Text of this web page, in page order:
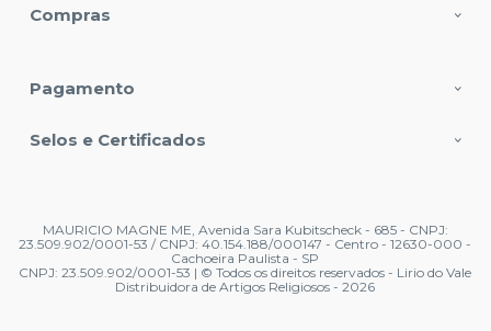
Compras
Pagamento
Selos e Certificados
MAURICIO MAGNE ME, Avenida Sara Kubitscheck - 685 - CNPJ:
23.509.902/0001-53 / CNPJ: 40.154.188/000147 - Centro - 12630-000 -
Cachoeira Paulista - SP
CNPJ: 23.509.902/0001-53 | © Todos os direitos reservados - Lirio do Vale
Distribuidora de Artigos Religiosos - 2026